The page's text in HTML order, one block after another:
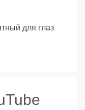
для глаз